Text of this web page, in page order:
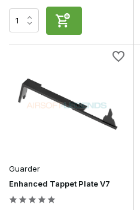
Guarder
Enhanced Tappet Plate V7